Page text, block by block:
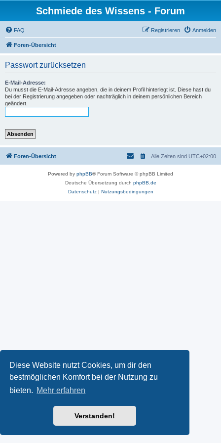
Diese Website nutzt Cookies, um dir den
bestmöglichen Komfort bei der Nutzung zu
bieten. Mehr erfahren
Verstanden!
Schmiede des Wissens - Forum
FAQ Anmelden
Registrieren
Foren-Übersicht
Passwort zurücksetzen
E-Mail-Adresse:
Du musst die E-Mail-Adresse angeben, die in deinem Profil hinterlegt ist. Diese hast du
bei der Registrierung angegeben oder nachträglich in deinem persönlichen Bereich
geändert.
Foren-Übersicht Alle Zeiten sind UTC+02:00
Powered by phpBB® Forum Software © phpBB Limited
Deutsche Übersetzung durch phpBB.de
Datenschutz| Nutzungsbedingungen